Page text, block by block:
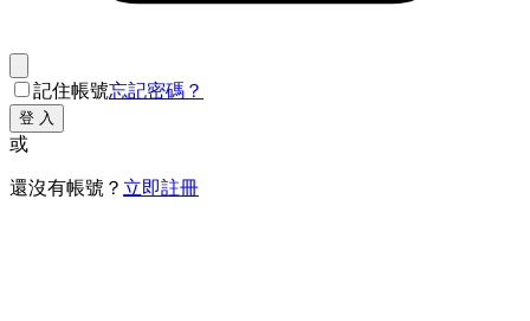
記住帳號忘記密碼？
登 入
或
還沒有帳號？ 立即註冊